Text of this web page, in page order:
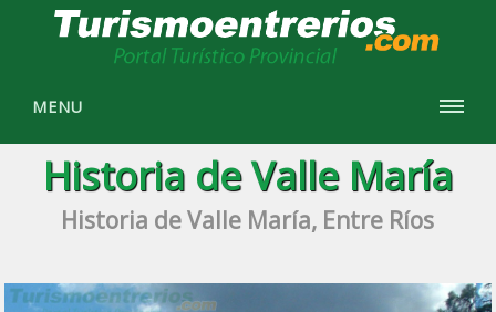
MENU
Historia de Valle María
Historia de Valle María, Entre Ríos